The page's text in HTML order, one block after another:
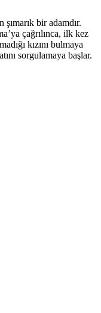
bir adamdır.
çağrılınca, ilk kez
kızını bulmaya
sorgulamaya başlar.